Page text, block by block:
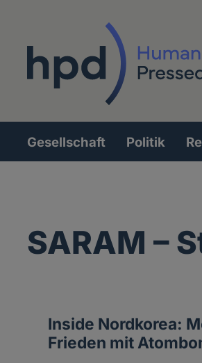
Hauptnavigation
Gesellschaft Politik
SARAM –
Inside Nordkorea:
Frieden mit